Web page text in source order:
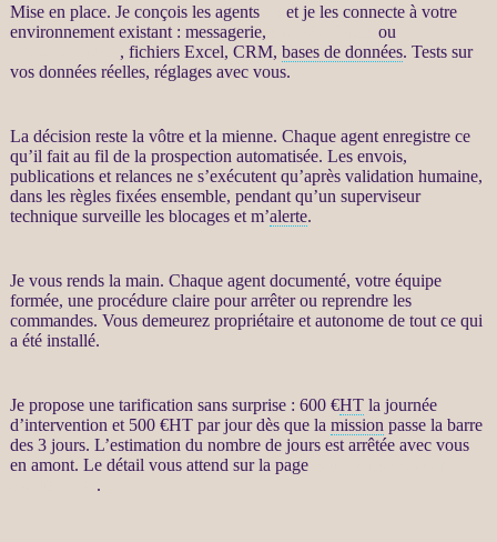
Mise en place. Je conçois les agents
et je les connecte à votre
environnement existant : messagerie,
ou
, fichiers Excel, CRM, bases de données. Tests sur
vos donnéesréelles, réglages avec vous.
La décision reste la vôtre et la mienne. Chaque agentenregistre ce
qu’il fait au fil de la prospection automatisée. Les envois,
publications et relancesne s’exécutent qu’après validation humaine,
dans les règles fixées ensemble, pendant qu’un superviseur
technique surveille les blocages et m’alerte.
Je vous rends la main. Chaque agentdocumenté, votre équipe
formée, une procédure claire pour arrêter ou reprendre les
commandes. Vous demeurez propriétaire et autonome de tout ce qui
a été installé.
Je propose une tarification sans surprise : 600 €HTla journée
d’intervention et 500 €HTpar jour dès que la mission passe la barre
des 3 jours. L’estimation du nombre de jours est arrêtée avec vous
en amont. Le détail vous attend sur la page
.